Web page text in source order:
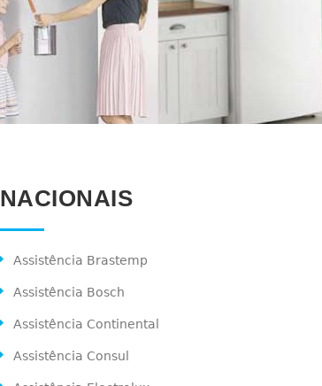
NACIONAIS
Assistência Brastemp
Assistência Bosch
Assistência Continental
Assistência Consul